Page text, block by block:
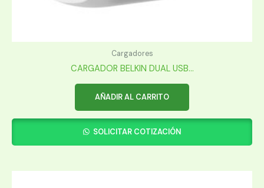
Cargadores
CARGADOR BELKIN DUAL USB...
AÑADIR AL CARRITO
SOLICITAR COTIZACIÓN